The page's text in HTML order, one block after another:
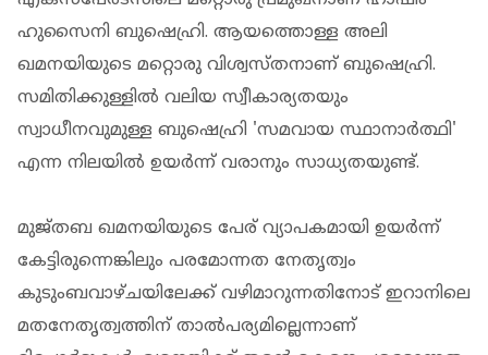
ഹുസൈനി ബുഷെഹ്രി. ആയത്തൊള്ള അലി
ഖമനയിയുടെ മറ്റൊരു വിശ്വസ്തനാണ് ബുഷെഹ്രി.
സമിതിക്കുള്ളില്‍ വലിയ സ്വീകാര്യതയും
സ്വാധീനവുമുള്ള ബുഷെഹ്രി 'സമവായ സ്ഥാനാര്‍ത്ഥി'
എന്ന നിലയില്‍ ഉയര്‍ന്ന് വരാനും സാധ്യതയുണ്ട്.
മുജ്തബ ഖമനയിയുടെ പേര് വ്യാപകമായി ഉയര്‍ന്ന്
കേട്ടിരുന്നെങ്കിലും പരമോന്നത നേതൃത്വം
കുടുംബവാഴ്ചയിലേക്ക് വഴിമാറുന്നതിനോട് ഇറാനിലെ
മതനേതൃത്വത്തിന് താല്‍പര്യമില്ലെന്നാണ്